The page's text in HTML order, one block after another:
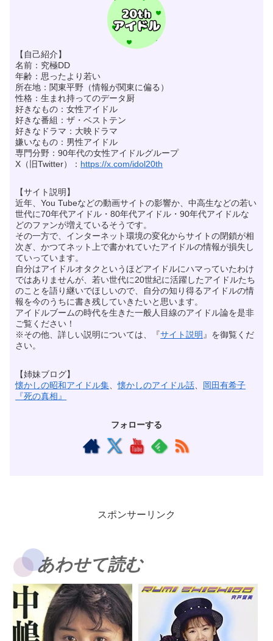
【自己紹介】
名前：究極DD
年齢：思ったより若い
所在地：関東平野（情報が関東に偏る）
性格：生まれ持ってのデータ厨
好きなもの：女性アイドル
好きな番組：ザ・ベストテン
好きなドラマ：大映ドラマ
嫌いなもの：男性アイドル
専門分野：90年代の女性アイドルグループ
X（旧Twitter）： https://x.com/idol20th
【サイト説明】
近年、You Tubeなどの動画サイトの影響か、中高生などの若い
世代に70年代アイドル・80年代アイドル・90年代アイドルな
どのファンが増えているそうです。
その一方で、インターネット環境の変化からサイトの閉鎖が相
次ぎ、かつてネット上で書かれていたアイドルの情報が損失し
ていっています。
自分はアイドルオタクというほどアイドルにハマっていたわけ
ではありませんが、若い世代に20世紀に活躍したアイドルたち
のことを語り継いでほしいので、自分の知り得るアイドルの情
報を今のうちに書き残していきたいと思います。
アイドルブームの時代を生きた一般人目線のアイドル論を是非
ご覧ください！
※その他、詳しい説明については、『サイト説明 』を御覧くだ
さい。
【姉妹ブログ】
懐かしの昭和アイドル集 、懐かしのアイドル話
岡田有希子
『死の真相』
フォローする
スポンサーリンク
あわせて読む